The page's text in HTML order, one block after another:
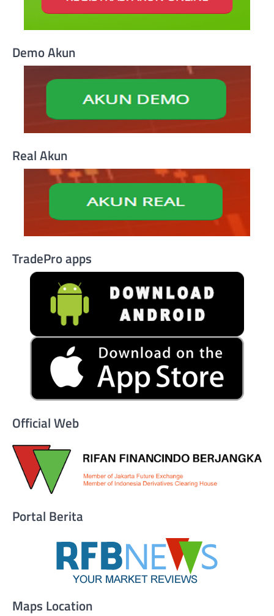
Demo Akun
Real Akun
TradePro apps
Official Web
Portal Berita
Maps Location